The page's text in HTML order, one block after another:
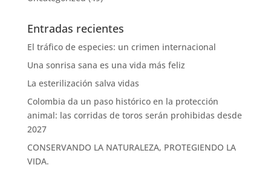
Entradas recientes
El tráfico de especies: un crimen internacional
Una sonrisa sana es una vida más feliz
La esterilización salva vidas
Colombia da un paso histórico en la protección
animal: las corridas de toros serán prohibidas desde
2027
CONSERVANDO LA NATURALEZA, PROTEGIENDO LA
VIDA.